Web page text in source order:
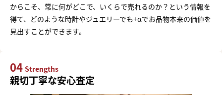
からこそ、常に何がどこで、いくらで売れるのか？という情報を
得て、どのような時計やジュエリーでも+αでお品物本来の価値を
見出すことができます。
04 Strengths
親切丁寧な安心査定